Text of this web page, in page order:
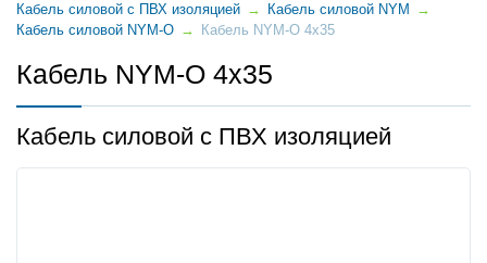
Кабель силовой с ПВХ изоляцией → Кабель силовой NYM
→
Кабель силовой NYM-O → Кабель NYM-O 4x35
Кабель NYM-O 4x35
Кабель силовой с ПВХ изоляцией